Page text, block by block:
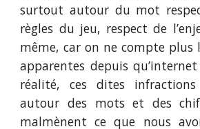
surtout autour du mot
règles du jeu, respect de
même, car on ne compte plus
apparentes depuis
réalité, ces dites
autour des mots et des
malmènent ce que nous